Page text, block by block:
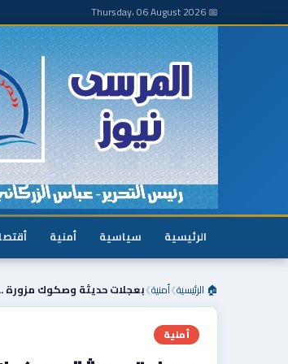
📅 Thursday، 06 August 2026
الرئيسية سياسية أمنية
🏠 الرئيسية❯أمنية❯بعجلات حديثة وصكوك
أمنية